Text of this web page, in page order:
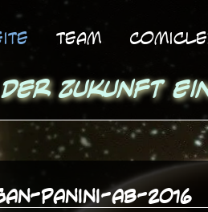
Team
Der Zukunft
panini-ab-2016